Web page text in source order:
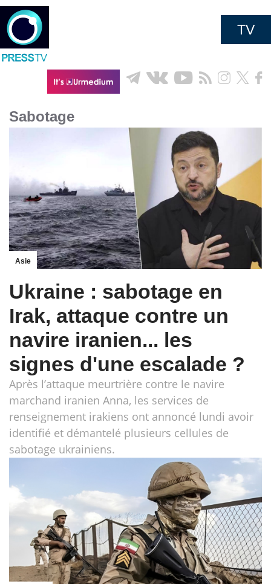
TV
Sabotage
Asie
Ukraine : sabotage en
Irak, attaque contre un
navire iranien... les
signes d'une escalade ?
Après l’attaque meurtrière contre le navire
marchand iranien Anna, les services de
renseignement irakiens ont annoncé lundi avoir
identifié et démantelé plusieurs cellules de
sabotage ukrainiens.